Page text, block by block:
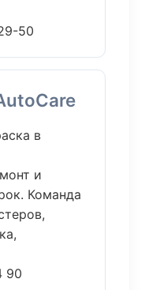
50
в
и
Команда
90